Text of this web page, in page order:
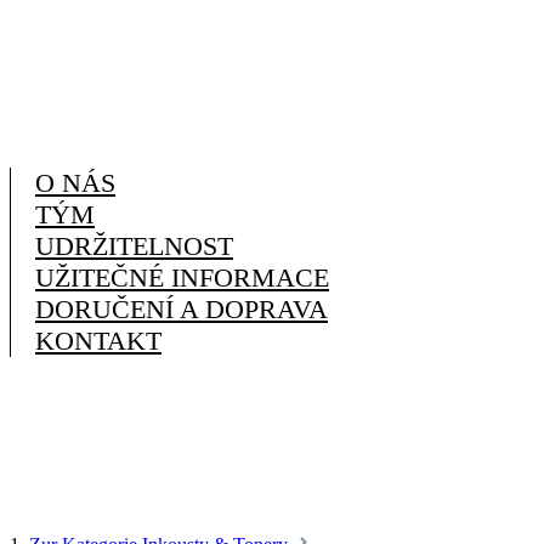
O NÁS
TÝM
UDRŽITELNOST
UŽITEČNÉ INFORMACE
DORUČENÍ A DOPRAVA
KONTAKT